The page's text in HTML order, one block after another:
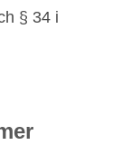
§ 34 i